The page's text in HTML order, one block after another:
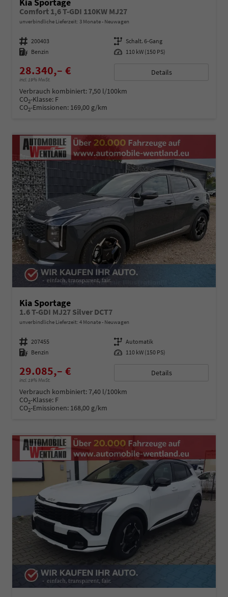
Kia Sportage
Comfort 1,6 T-GDI 110KW MJ27
unverbindliche Lieferzeit: 3 Monate Neuwagen
Fahrzeugnummer 200403 Getriebe Schalt. 6-Gang
Kraftstoff Benzin Leistung 110 kW (150 PS)
28.340,– €
incl. 19% MwSt.
Details
Verbrauch kombiniert:7,50 l/100km
CO2-Klasse: F
CO2-Emissionen: 169,00 g/km
Kia Sportage
1.6 T-GDI MJ27 Silver DCT7
unverbindliche Lieferzeit: 4 Monate Neuwagen
Fahrzeugnummer 207455 Getriebe Automatik
Kraftstoff Benzin Leistung 110 kW (150 PS)
29.085,– €
incl. 19% MwSt.
Details
Verbrauch kombiniert:7,40 l/100km
CO2-Klasse: F
CO2-Emissionen: 168,00 g/km